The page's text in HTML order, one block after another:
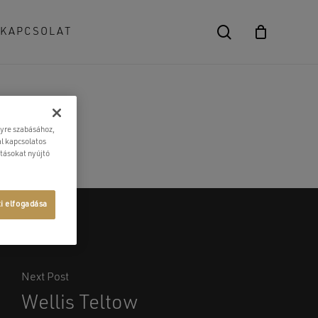
KAPCSOLAT search
Next Post
Wellis Teltow
szabásához,
kapcsolatos
nyújtó
elfogadása